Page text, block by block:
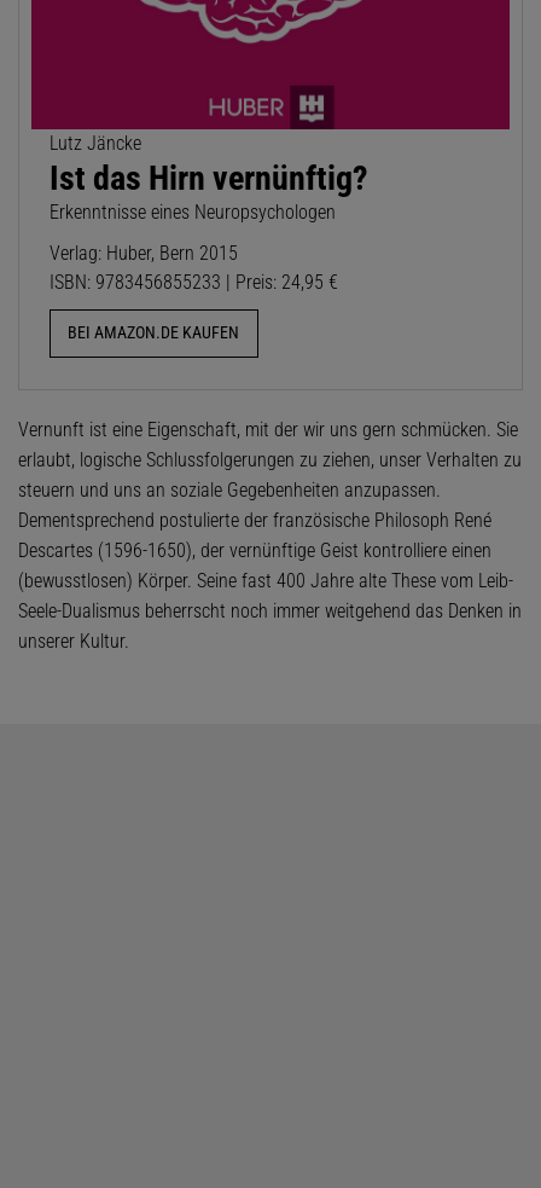
Lutz Jäncke
Ist das Hirn vernünftig?
Erkenntnisse eines Neuropsychologen
Verlag: Huber, Bern 2015
ISBN: 9783456855233 | Preis: 24,95 €
BEI AMAZON.DE KAUFEN
Vernunft ist eine Eigenschaft, mit der wir uns gern schmücken. Sie
erlaubt, logische Schlussfolgerungen zu ziehen, unser Verhalten zu
steuern und uns an soziale Gegebenheiten anzupassen.
Dementsprechend postulierte der französische Philosoph René
Descartes (1596-1650), der vernünftige Geist kontrolliere einen
(bewusstlosen) Körper. Seine fast 400 Jahre alte These vom Leib-
Seele-Dualismus beherrscht noch immer weitgehend das Denken in
unserer Kultur.